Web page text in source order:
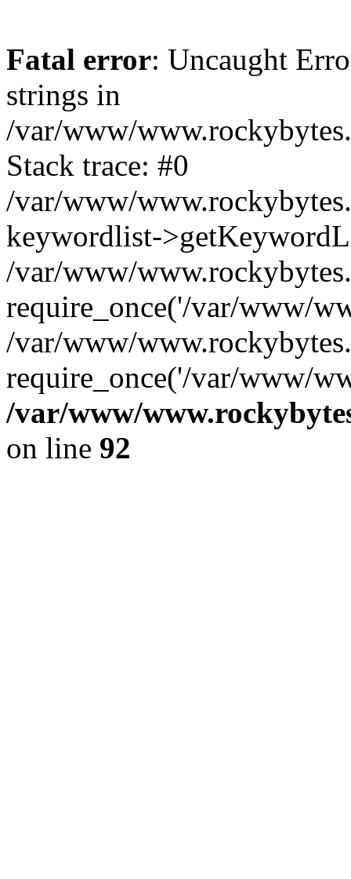
Fatal error: Uncaught
strings in
/var/www/
Stack trace: #0
/var/www/
keywordlist-
/var/www/
require_once('/var/www/
/var/www/
require_once('/var/www/
/var/www/
on line 92